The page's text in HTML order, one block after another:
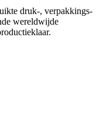
druk-, verpakkings-
wereldwijde